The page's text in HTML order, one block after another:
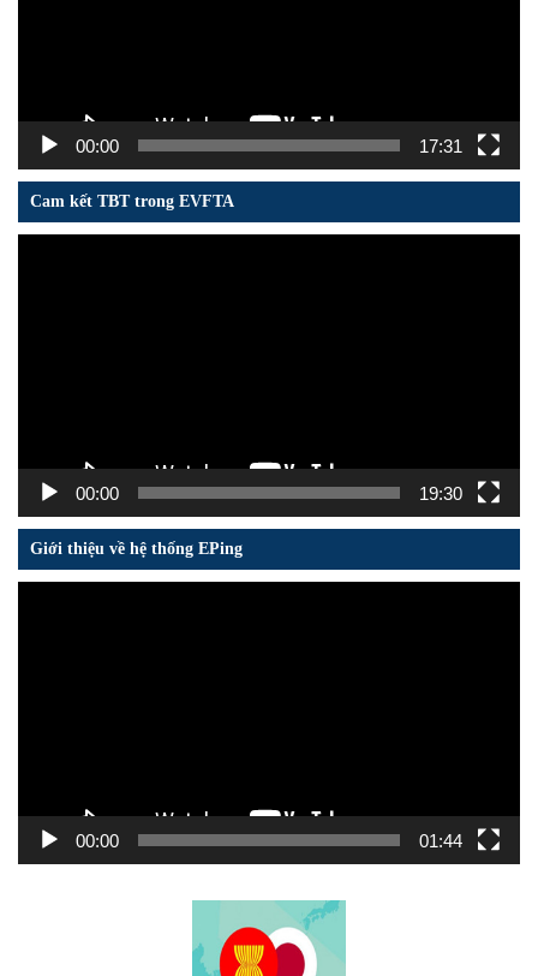
00:00 17:31
Cam kết TBT trong EVFTA
00:00 19:30
Giới thiệu về hệ thống EPing
00:00 01:44